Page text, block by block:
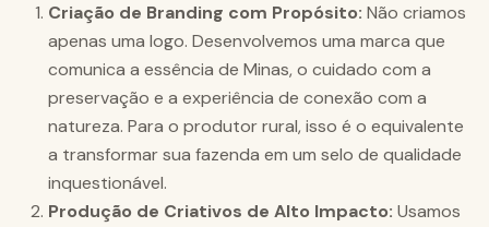
Criação de Branding com Propósito: Não criamos
apenas uma logo. Desenvolvemos uma marca que
comunica a essência de Minas, o cuidado com a
preservação e a experiência de conexão com a
natureza. Para o produtor rural, isso é o equivalente
a transformar sua fazenda em um selo de qualidade
inquestionável.
Produção de Criativos de Alto Impacto: Usamos